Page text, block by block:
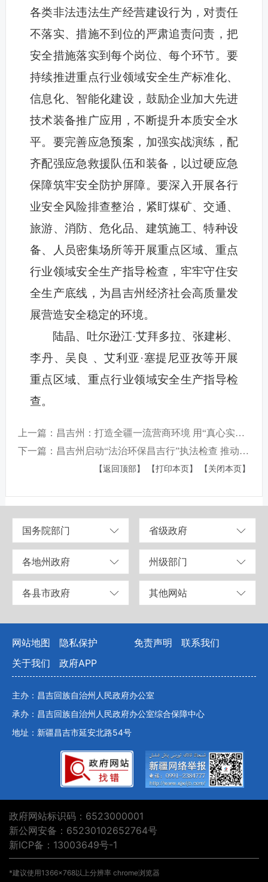
各类非法违法生产经营建设行为，对责任
不落实、措施不到位的严肃追责问责，把
安全措施落实到每个岗位、每个环节。要
持续推进重点行业领域安全生产标准化、
信息化、智能化建设，鼓励企业加大先进
技术装备推广应用，不断提升本质安全水
平。要完善应急预案，加强实战演练，配
齐配强应急救援队伍和装备，以过硬应急
保障筑牢安全防护屏障。要深入开展各行
业安全风险排查整治，紧盯煤矿、交通、
旅游、消防、危化品、建筑施工、特种设
备、人员密集场所等开展重点区域、重点
行业领域安全生产指导检查，牢牢守住安
全生产底线，为昌吉州经济社会高质量发
展营造安全稳定的环境。
陆晶、吐尔逊江·艾拜多拉、张建彬、
李丹、吴良 、艾利亚·塞提尼亚孜等开展
重点区域、重点行业领域安全生产指导检
查。
上一篇：昌吉州：打造全疆一流营商环境 用“真心实意”换企业“称心满意”
下一篇：昌吉州启动“法治环保昌吉行”执法检查 推动大气污染治理 助力美丽蓝天建设
【返回顶部】 【打印本页】 【关闭本页】
国务院部门 省级政府
各地州政府 州级部门
各县市政府 其他网站
网站地图 隐私保护 免责声明
联系我们
关于我们
政府APP
主办：昌吉回族自治州人民政府办公室
承办：昌吉回族自治州人民政府办公室综合保障中心
地址：新疆昌吉市延安北路54号
政府网站标识码：6523000001
新公网安备：65230102652764号
新ICP备：13003649号-1
*建议使用1366×768以上分辨率 chrome浏览器